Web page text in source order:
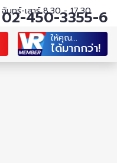
จันทร์-เสาร์ 8.30 - 17.30
02-450-3355-6
ให้คุณ...
ได้มากกว่า!